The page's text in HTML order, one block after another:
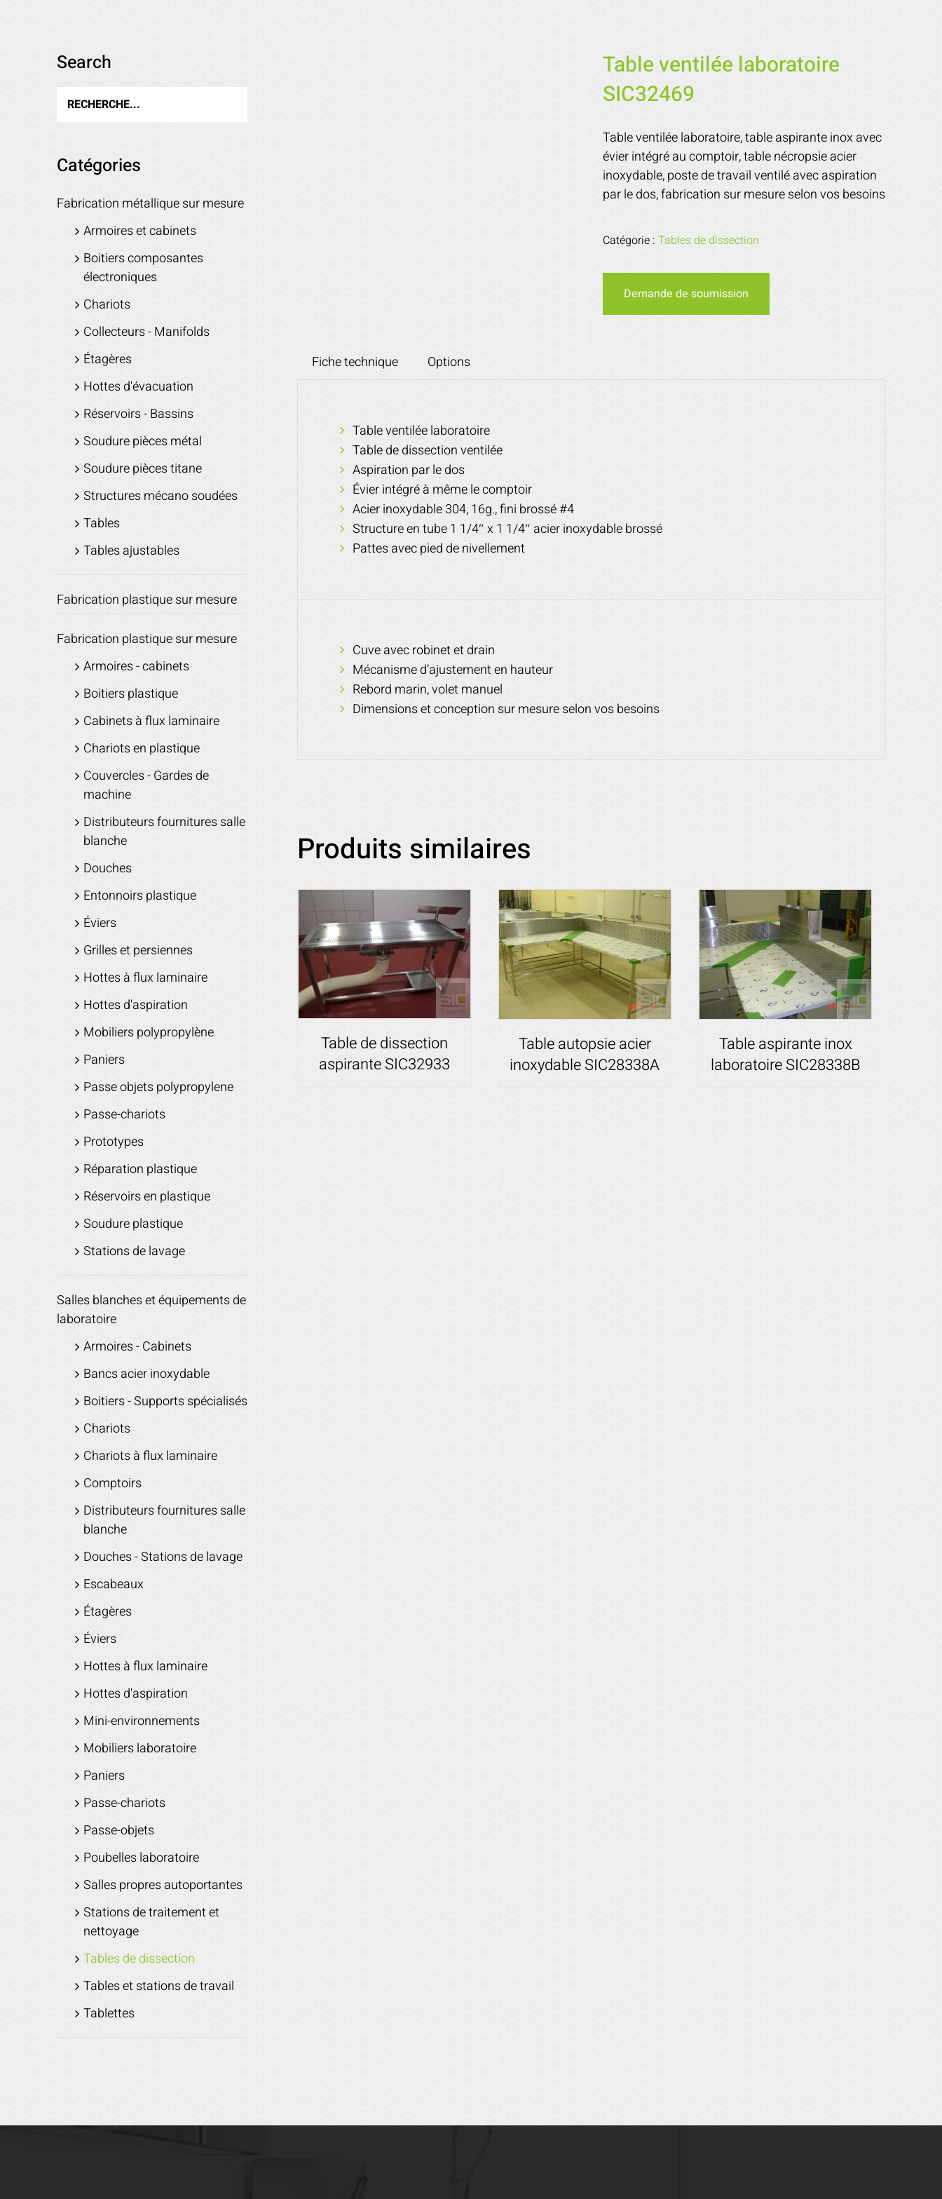
Table ventilée laboratoire
SIC32469
Table ventilée laboratoire, table aspirante inox avec
évier intégré au comptoir, table nécropsie acier
inoxydable, poste de travail ventilé avec aspiration
par le dos, fabrication sur mesure selon vos besoins
Catégorie :Tables de dissection
Demande de soumission
Fiche technique Options
Table ventilée laboratoire
Table de dissection ventilée
Aspiration par le dos
Évier intégré à même le comptoir
Acier inoxydable 304, 16g., fini brossé #4
Structure en tube 1 1/4″ x 1 1/4″ acier inoxydable brossé
Pattes avec pied de nivellement
Cuve avec robinet et drain
Mécanisme d’ajustement en hauteur
Rebord marin, volet manuel
Dimensions et conception sur mesure selon vos besoins
Produits similaires
Table de dissection
aspirante SIC32933
Table autopsie acier
inoxydable SIC28338A
Table aspirante inox
laboratoire SIC28338B
Search
Catégories
Fabrication métallique sur mesure
Armoires et cabinets
Boitiers composantes
électroniques
Chariots
Collecteurs - Manifolds
Étagères
Hottes d'évacuation
Réservoirs - Bassins
Soudure pièces métal
Soudure pièces titane
Structures mécano soudées
Tables
Tables ajustables
Fabrication plastique sur mesure
Fabrication plastique sur mesure
Armoires - cabinets
Boitiers plastique
Cabinets à flux laminaire
Chariots en plastique
Couvercles - Gardes de
machine
Distributeurs fournitures salle
blanche
Douches
Entonnoirs plastique
Éviers
Grilles et persiennes
Hottes à flux laminaire
Hottes d'aspiration
Mobiliers polypropylène
Paniers
Passe objets polypropylene
Passe-chariots
Prototypes
Réparation plastique
Réservoirs en plastique
Soudure plastique
Stations de lavage
Salles blanches et équipements de
laboratoire
Armoires - Cabinets
Bancs acier inoxydable
Boitiers - Supports spécialisés
Chariots
Chariots à flux laminaire
Comptoirs
Distributeurs fournitures salle
blanche
Douches - Stations de lavage
Escabeaux
Étagères
Éviers
Hottes à flux laminaire
Hottes d'aspiration
Mini-environnements
Mobiliers laboratoire
Paniers
Passe-chariots
Passe-objets
Poubelles laboratoire
Salles propres autoportantes
Stations de traitement et
nettoyage
Tables de dissection
Tables et stations de travail
Tablettes